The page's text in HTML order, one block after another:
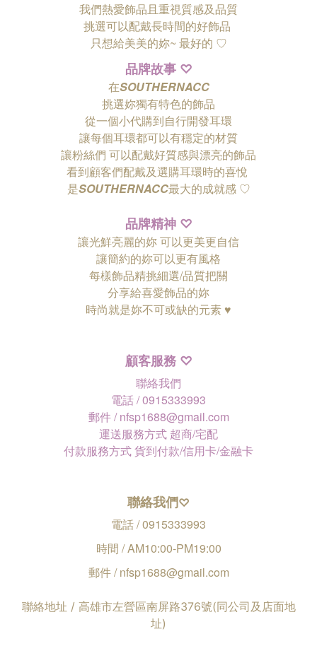
我們熱愛飾品且重視質感及品質
挑選可以配戴長時間的好飾品
只想給美美的妳~ 最好的 ♡
品牌故事 ♡
在SOUTHERNACC
挑選妳獨有特色的飾品
從一個小代購到自行開發耳環
讓每個耳環都可以有穩定的材質
讓粉絲們 可以配戴好質感與漂亮的飾品
看到顧客們配戴及選購耳環時的喜悅
是SOUTHERNACC最大的成就感 ♡
品牌精神 ♡
讓光鮮亮麗的妳 可以更美更自信
讓簡約的妳可以更有風格
每樣飾品精挑細選/品質把關
分享給喜愛飾品的妳
時尚就是妳不可或缺的元素 ♥
顧客服務 ♡
聯絡我們
電話 / 0915333993
郵件 / nfsp1688@gmail.com
運送服務方式 超商/宅配
付款服務方式 貨到付款/信用卡/金融卡
聯絡我們♡
電話 / 0915333993
時間 / AM10:00-PM19:00
郵件 / nfsp1688@gmail.com
聯絡地址 / 高雄市左營區南屏路376號(同公司及店面地
址)